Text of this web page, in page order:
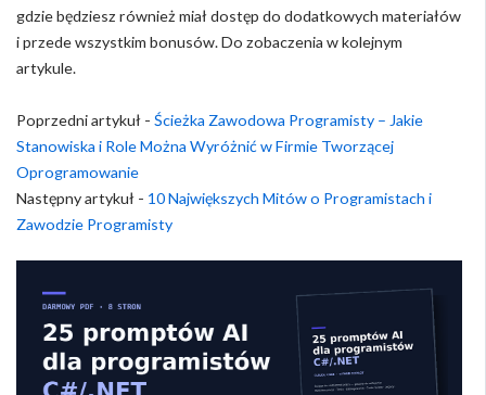
gdzie będziesz również miał dostęp do dodatkowych materiałów
i przede wszystkim bonusów. Do zobaczenia w kolejnym
artykule.
Poprzedni artykuł - Ścieżka Zawodowa Programisty – Jakie
Stanowiska i Role Można Wyróżnić w Firmie Tworzącej
Oprogramowanie
Następny artykuł - 10 Największych Mitów o Programistach i
Zawodzie Programisty